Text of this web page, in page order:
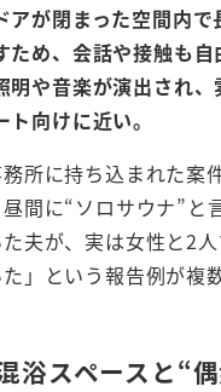
アが閉まった空間内
ため、会話や接触も自
明や音楽が演出され
ト向けに近い。
所に持ち込まれた案件
昼間に“ソロサウナ”と
た夫が、実は女性と2
た」という報告例が複
浴スペースと“